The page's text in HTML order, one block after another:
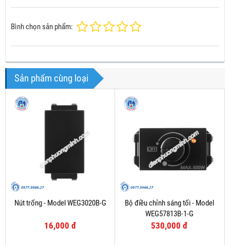
Bình chọn sản phẩm:
Sản phẩm cùng loại
Nút trống - Model WEG3020B-G
16,000 đ
Bộ điều chỉnh sáng tối - Model
WEG57813B-1-G
530,000 đ